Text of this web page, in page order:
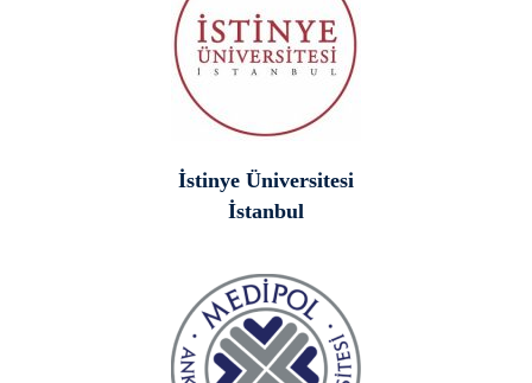
İstinye Üniversitesi
İstanbul